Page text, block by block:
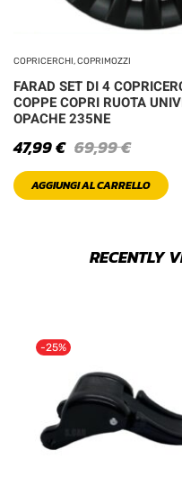
COPRICERCHI, COPRIMOZZI
FARAD SET DI 4
COPPE COPRI RUOTA
OPACHE 235NE
69,99€
47,99€
AGGIUNGI AL CARRELLO
RECENTLY
-25%